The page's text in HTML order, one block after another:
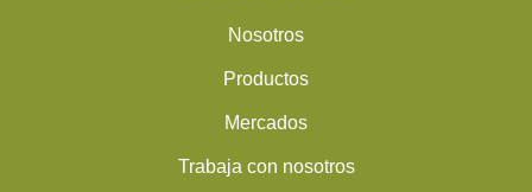
Nosotros
Productos
Mercados
Trabaja con nosotros